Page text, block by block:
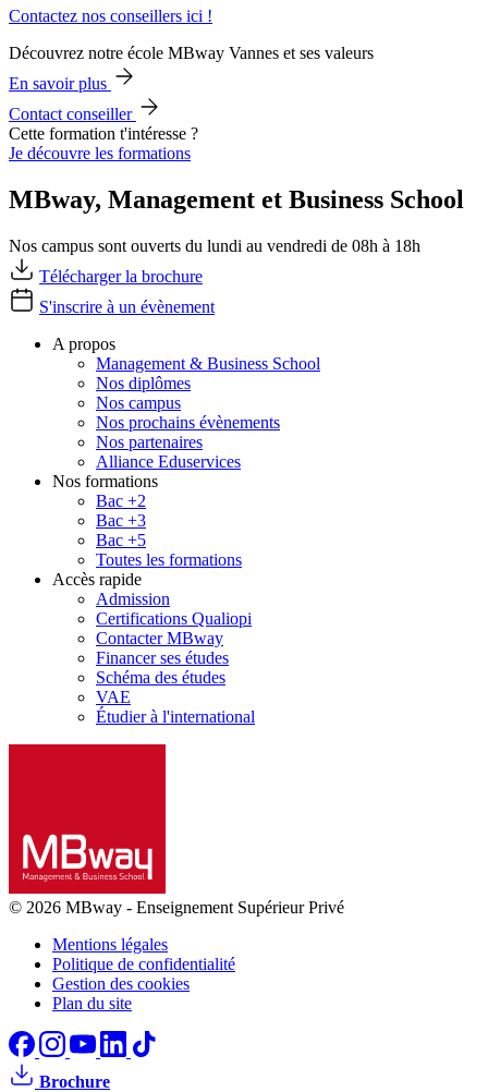
Contactez nos conseillers ici !
Découvrez notre école MBway Vannes et ses valeurs
En savoir plus
Contact conseiller
Cette formation t'intéresse ?
Je découvre les formations
MBway, Management et Business School
Nos campus sont ouverts du lundi au vendredi de 08h à 18h
Télécharger la brochure
S'inscrire à un évènement
A propos
Management & Business School
Nos diplômes
Nos campus
Nos prochains évènements
Nos partenaires
Alliance Eduservices
Nos formations
Bac +2
Bac +3
Bac +5
Toutes les formations
Accès rapide
Admission
Certifications Qualiopi
Contacter MBway
Financer ses études
Schéma des études
VAE
Étudier à l'international
© 2026 MBway - Enseignement Supérieur Privé
Mentions légales
Politique de confidentialité
Gestion des cookies
Plan du site
Brochure